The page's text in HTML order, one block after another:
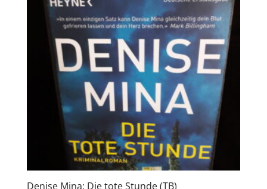
Denise Mina: Die tote Stunde (TB)